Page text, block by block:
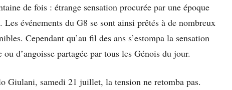
de fois : étrange sensation procurée par une époque
événements du G8 se sont ainsi prêtés à de nombreux
Cependant qu’au fil des ans s’estompa la sensation
d’angoisse partagée par tous les Génois du jour.
Giulani, samedi 21 juillet, la tension ne retomba pas.